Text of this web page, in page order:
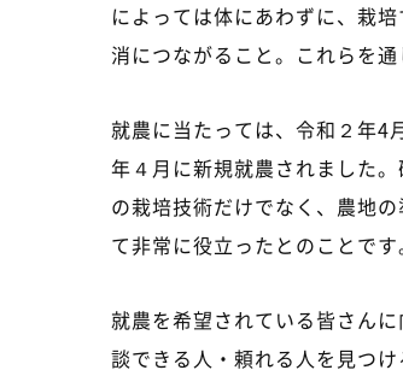
によっては体にあわずに、栽
消につながること。これらを
就農に当たっては、令和２年4
年４月に新規就農されました
の栽培技術だけでなく、農地
て非常に役立ったとのことです
就農を希望されている皆さん
談できる人・頼れる人を見つ